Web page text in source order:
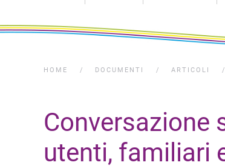
HOME DOCUMENTI ARTICOLI
Conversazione
utenti, familiari